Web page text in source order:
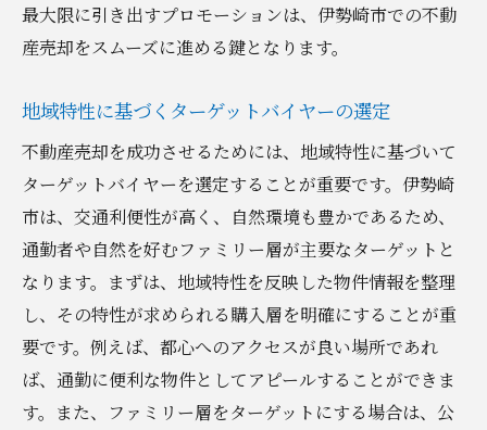
最大限に引き出すプロモーションは、伊勢崎市での不動
産売却をスムーズに進める鍵となります。
地域特性に基づくターゲットバイヤーの選定
不動産売却を成功させるためには、地域特性に基づいて
ターゲットバイヤーを選定することが重要です。伊勢崎
市は、交通利便性が高く、自然環境も豊かであるため、
通勤者や自然を好むファミリー層が主要なターゲットと
なります。まずは、地域特性を反映した物件情報を整理
し、その特性が求められる購入層を明確にすることが重
要です。例えば、都心へのアクセスが良い場所であれ
ば、通勤に便利な物件としてアピールすることができま
す。また、ファミリー層をターゲットにする場合は、公